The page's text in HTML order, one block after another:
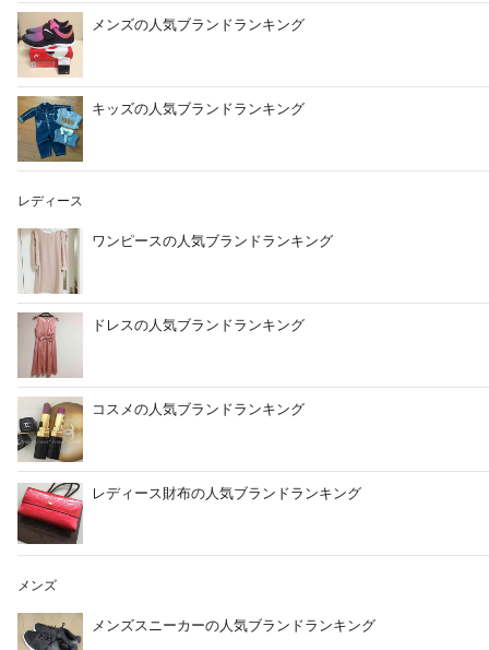
メンズの人気ブランドランキング
キッズの人気ブランドランキング
レディース
ワンピースの人気ブランドランキング
ドレスの人気ブランドランキング
コスメの人気ブランドランキング
レディース財布の人気ブランドランキング
メンズ
メンズスニーカーの人気ブランドランキング